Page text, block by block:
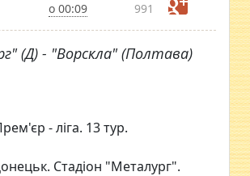
о 00:09
991
(Д) - "Ворскла" (Полтава)
- ліга. 13 тур.
Стадіон "Металург".